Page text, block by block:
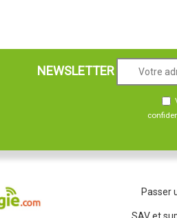
NEWSLETTER
Passer